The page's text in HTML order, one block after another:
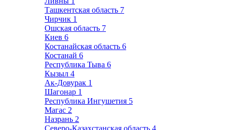
Ташкентская область 7
Чирчик 1
Ошская область 7
Киев 6
Костанайская область 6
Костанай 6
Республика Тыва 6
Кызыл 4
Ак-Довурак 1
Шагонар 1
Республика Ингушетия 5
Магас 2
Назрань 2
Северо-Казахстанская область 4